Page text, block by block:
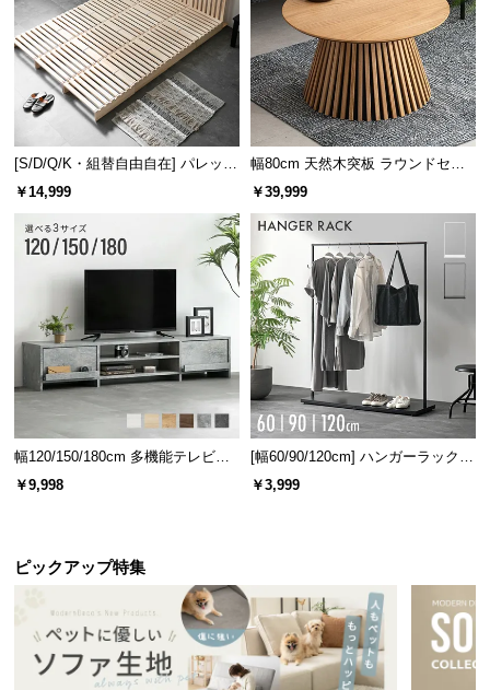
引き出しの内寸
横幅 奥行き 高さ
約28.1㎝ 約33.4㎝ 約6.4㎝
スライドレールで開閉なめらか
たくさん収納すると重くなってしまいがちな引き出
しの開閉も、少しの力で簡単に行えます。
[S/D/Q/K・組替自由自在] パレット
ベッド 8/12/16枚セット
￥14,999
幅80cm 天然木突板 ラウンドセン
ターテーブル 美しい格子デザイン
￥39,999
幅120/150/180cm 多機能テレビボ
ード 木目/石目調 オープン収納・
引き出し収納付き
￥9,998
[幅60/90/120cm] ハンガーラック
スチール 4段階高さ調節 サイドフ
ック オープンラック シンプル
￥3,999
ピックアップ特集